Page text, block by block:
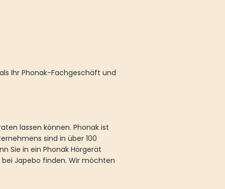
Ihr Phonak-Fachgeschäft und
lassen können. Phonak ist
sind in über 100
Sie in ein Phonak Hörgerät
Japebo finden. Wir möchten